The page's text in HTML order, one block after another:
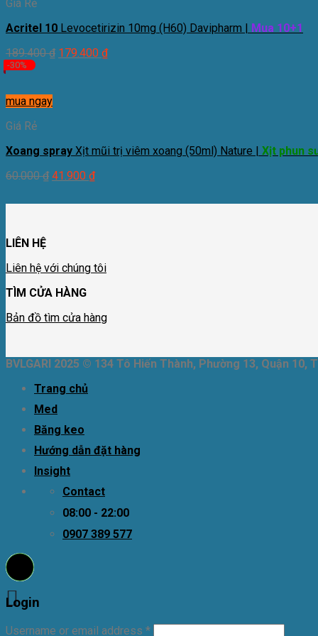
Giá Rẻ
Acritel 10 Levocetirizin 10mg (H60) Davipharm | Mua 10+1
189.400₫ 179.400 ₫
-30%
mua ngay
Giá Rẻ
Xoang spray Xịt mũi trị viêm xoang (50ml) Nature | Xịt phun
60.000₫ 41.900 ₫
LIÊN HỆ
Liên hệ với chúng tôi
TÌM CỬA HÀNG
Bản đồ tìm cửa hàng
BVLGARI 2025 © 134 Tô Hiến Thành, Phường 13, Quận 10,
Trang chủ
Med
Băng keo
Hướng dẫn đặt hàng
Insight
Contact
08:00 - 22:00
0907 389 577
Login
Username or email address *